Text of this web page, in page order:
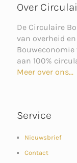
Over
De Circulaire
van overheid
aan 100%
Meer over ons...
Service
Nieuwsbrief
Contact